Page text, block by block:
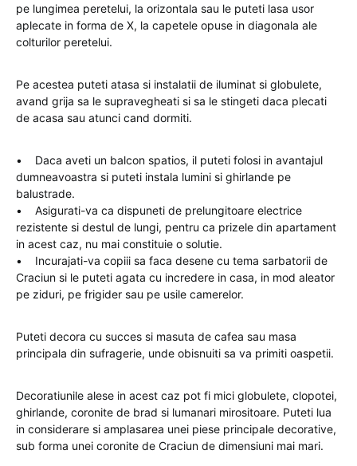
pe lungimea peretelui, la orizontala sau le puteti lasa usor
aplecate in forma de X, la capetele opuse in diagonala ale
colturilor peretelui.
Pe acestea puteti atasa si instalatii de iluminat si globulete,
avand grija sa le supravegheati si sa le stingeti daca plecati
de acasa sau atunci cand dormiti.
• Daca aveti un balcon spatios, il puteti folosi in avantajul
dumneavoastra si puteti instala lumini si ghirlande pe
balustrade.
• Asigurati-va ca dispuneti de prelungitoare electrice
rezistente si destul de lungi, pentru ca prizele din apartament
in acest caz, nu mai constituie o solutie.
• Incurajati-va copiii sa faca desene cu tema sarbatorii de
Craciun si le puteti agata cu incredere in casa, in mod aleator
pe ziduri, pe frigider sau pe usile camerelor.
Puteti decora cu succes si masuta de cafea sau masa
principala din sufragerie, unde obisnuiti sa va primiti oaspetii.
Decoratiunile alese in acest caz pot fi mici globulete, clopotei,
ghirlande, coronite de brad si lumanari mirositoare. Puteti lua
in considerare si amplasarea unei piese principale decorative,
sub forma unei coronite de Craciun de dimensiuni mai mari.